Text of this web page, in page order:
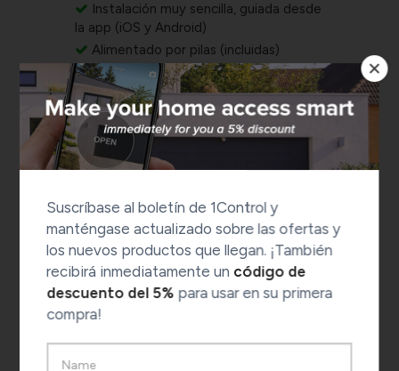
Instalación muy sencilla, guiada desde
la app (iOS y Android)
Alimentado por pilas (incluidas)
COMPRAR AHORA
Suscríbase al boletín de 1Control y
manténgase actualizado sobre las ofertas y
los nuevos productos que llegan. ¡También
recibirá inmediatamente un código de
descuento del 5% para usar en su primera
compra!